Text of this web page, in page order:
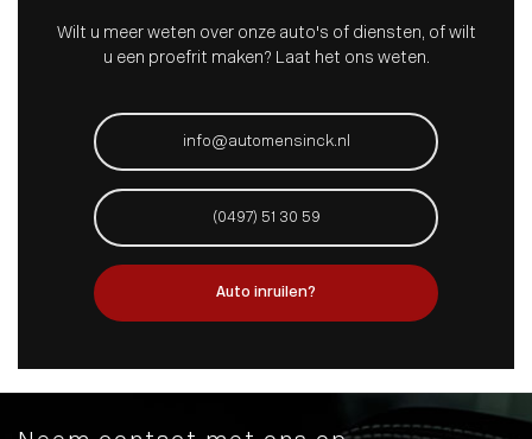
Wilt u meer weten over onze auto's of diensten, of wilt
u een proefrit maken? Laat het ons weten.
info@automensinck.nl
(0497) 51 30 59
Auto inruilen?